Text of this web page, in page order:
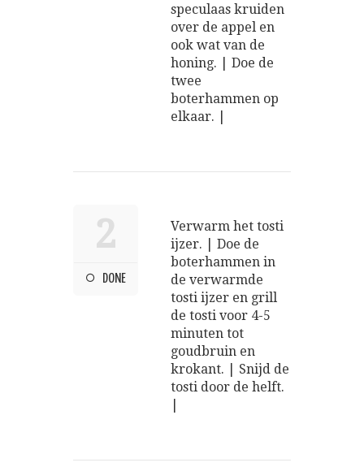
speculaas kruiden
over de appel en
ook wat van de
honing. | Doe de
twee
boterhammen op
elkaar. |
2
DONE
Verwarm het tosti
ijzer. | Doe de
boterhammen in
de verwarmde
tosti ijzer en grill
de tosti voor 4-5
minuten tot
goudbruin en
krokant. | Snijd de
tosti door de helft.